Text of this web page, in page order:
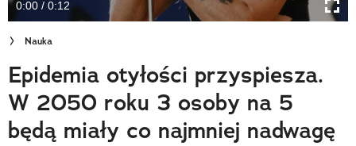
Cuda Polski
Wielki Konkurs Fotograficzny
Trendbook Podróżniczy
Polecane
0:00 / 0:12
Nauka
Epidemia otyłości przyspiesza.
W 2050 roku 3 osoby na 5
będą miały co najmniej nadwagę